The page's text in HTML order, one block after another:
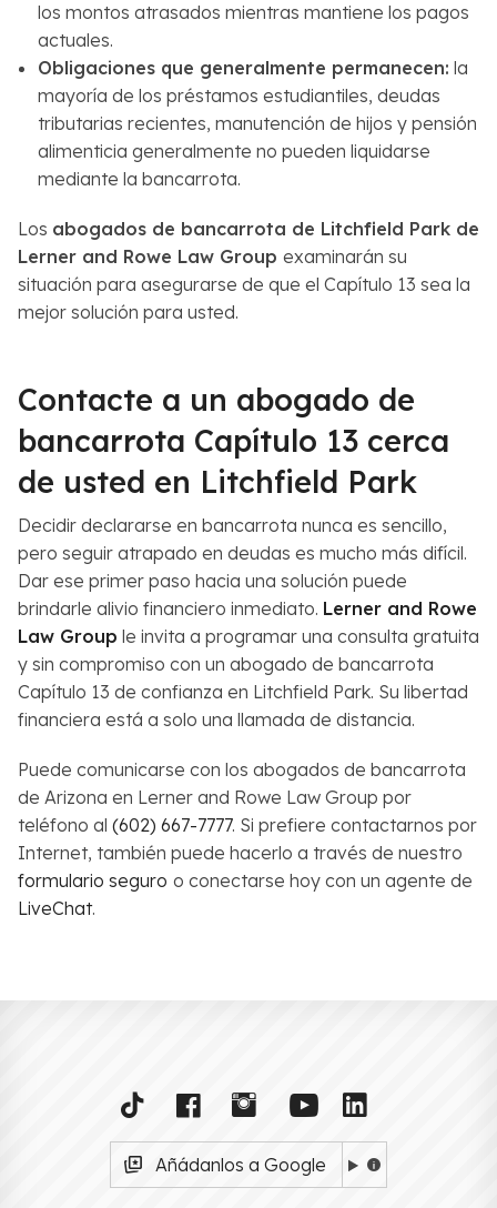
los montos atrasados mientras mantiene los pagos
actuales.
Obligaciones que generalmente permanecen: la
mayoría de los préstamos estudiantiles, deudas
tributarias recientes, manutención de hijos y pensión
alimenticia generalmente no pueden liquidarse
mediante la bancarrota.
Los abogados de bancarrota de Litchfield Park de
Lerner and Rowe Law Group examinarán su
situación para asegurarse de que el Capítulo 13 sea la
mejor solución para usted.
Contacte a un abogado de
bancarrota Capítulo 13 cerca
de usted en Litchfield Park
Decidir declararse en bancarrota nunca es sencillo,
pero seguir atrapado en deudas es mucho más difícil.
Dar ese primer paso hacia una solución puede
brindarle alivio financiero inmediato. Lerner and Rowe
Law Group le invita a programar una consulta gratuita
y sin compromiso con un abogado de bancarrota
Capítulo 13 de confianza en Litchfield Park. Su libertad
financiera está a solo una llamada de distancia.
Puede comunicarse con los abogados de bancarrota
de Arizona en Lerner and Rowe Law Group por
teléfono al (602) 667-7777. Si prefiere contactarnos por
Internet, también puede hacerlo a través de nuestro
formulario seguro o conectarse hoy con un agente de
LiveChat.
Añádanlos a Google